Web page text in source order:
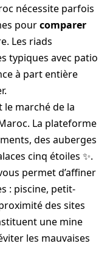
nécessite parfois
pourcomparer
Les riads
typiques avec patio
à part entière
marché de la
La plateforme
des auberges
cinq étoiles ✨.
permet d’affiner
: piscine, petit-
des sites
une mine
les mauvaises